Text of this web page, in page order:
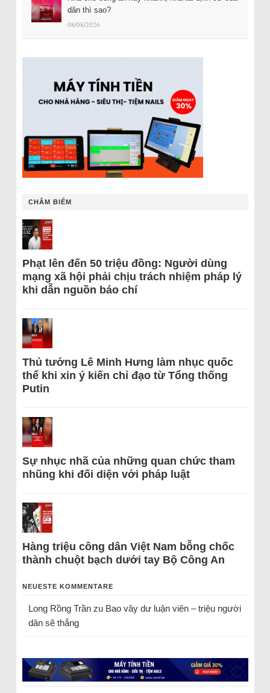
dân thì sao?
08/08/2026
CHÂM BIẾM
Phạt lên đến 50 triệu đồng: Người dùng
mạng xã hội phải chịu trách nhiệm pháp lý
khi dẫn nguồn báo chí
Thủ tướng Lê Minh Hưng làm nhục quốc
thể khi xin ý kiến chỉ đạo từ Tổng thống
Putin
Sự nhục nhã của những quan chức tham
nhũng khi đối diện với pháp luật
Hàng triệu công dân Việt Nam bỗng chốc
thành chuột bạch dưới tay Bộ Công An
NEUESTE KOMMENTARE
Long Rồng Trầnzu Bao vây dư luận viên – triệu người
dân sẽ thắng